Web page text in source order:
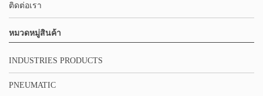
ติดต่อเรา
หมวดหมู่สินค้า
INDUSTRIES PRODUCTS
PNEUMATIC